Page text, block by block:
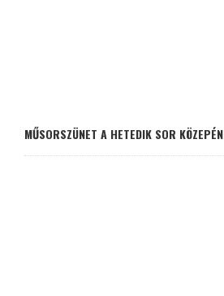
MŰSORSZÜNET A HETEDIK SOR KÖZEPÉN